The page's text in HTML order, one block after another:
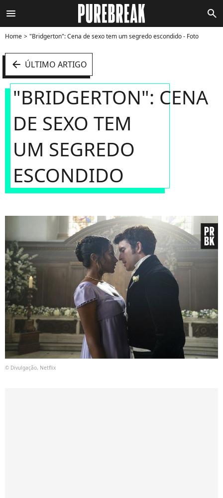
menu search
Home "Bridgerton": Cena de sexo tem um segredo escondido - Foto
arrow_left ÚLTIMO ARTIGO
"BRIDGERTON": CENA
DE SEXO TEM
UM SEGREDO
ESCONDIDO
© Divulgação, Netflix